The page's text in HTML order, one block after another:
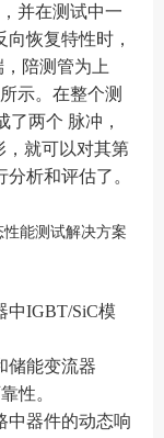
并在测试中一
恢复特性时，
陪测管为上
示。在整个测
两个 脉冲，
，就可以对其第
析和评估了。
中IGBT/SiC模
储能变流器
性。
中器件的动态响